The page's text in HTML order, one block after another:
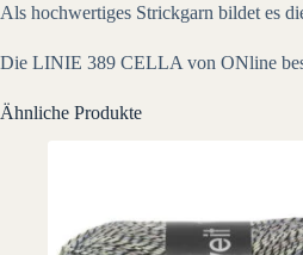
Als hochwertiges Strickgarn bildet es
Die LINIE 389 CELLA von ONline
Ähnliche Produkte